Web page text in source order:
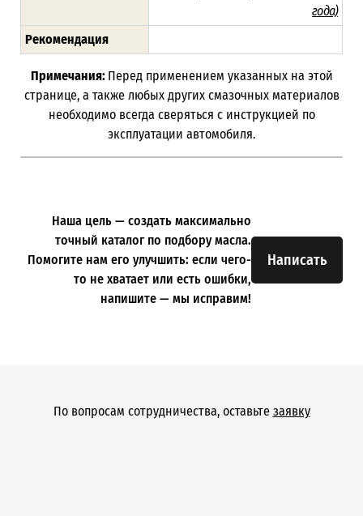
года)
Рекомендация
Примечания: Перед применением указанных на этой
странице, а также любых других смазочных материалов
необходимо всегда сверяться с инструкцией по
эксплуатации автомобиля.
Написать
Наша цель — создать максимально
точный каталог по подбору масла.
Помогите нам его улучшить: если чего-
то не хватает или есть ошибки,
напишите — мы исправим!
По вопросам сотрудничества, оставьте заявку